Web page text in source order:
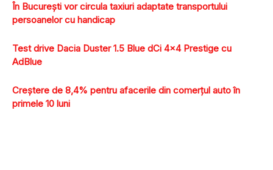
În Bucureşti vor circula taxiuri adaptate transportului
persoanelor cu handicap
Test drive Dacia Duster 1.5 Blue dCi 4×4 Prestige cu
AdBlue
Creştere de 8,4% pentru afacerile din comerţul auto în
primele 10 luni